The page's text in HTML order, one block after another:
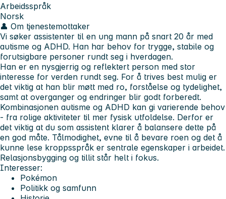
Arbeidsspråk
Norsk
👤 Om tjenestemottaker
Vi søker assistenter til en ung mann på snart 20 år med
autisme og ADHD. Han har behov for trygge, stabile og
forutsigbare personer rundt seg i hverdagen.
Han er en nysgjerrig og reflektert person med stor
interesse for verden rundt seg. For å trives best mulig er
det viktig at han blir møtt med ro, forståelse og tydelighet,
samt at overganger og endringer blir godt forberedt.
Kombinasjonen autisme og ADHD kan gi varierende behov
- fra rolige aktiviteter til mer fysisk utfoldelse. Derfor er
det viktig at du som assistent klarer å balansere dette på
en god måte. Tålmodighet, evne til å bevare roen og det å
kunne lese kroppsspråk er sentrale egenskaper i arbeidet.
Relasjonsbygging og tillit står helt i fokus.
Interesser:
Pokémon
Politikk og samfunn